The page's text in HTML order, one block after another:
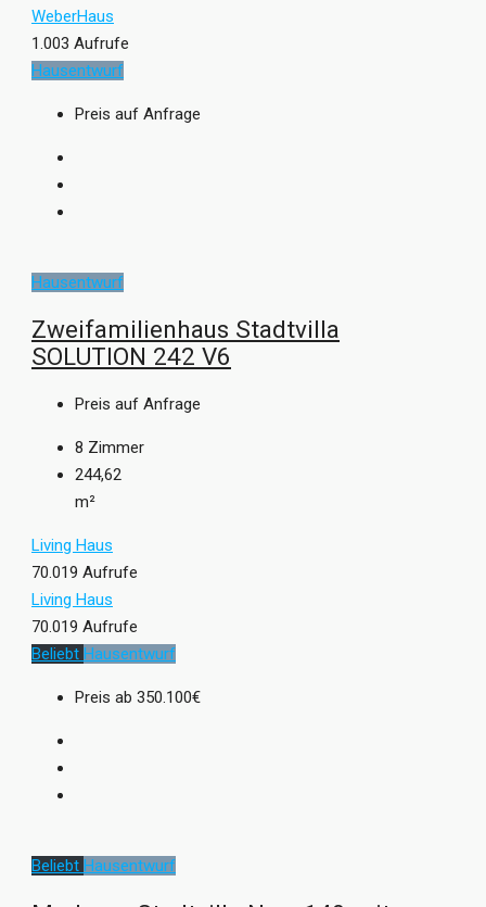
WeberHaus
1.003 Aufrufe
Hausentwurf
Preis auf Anfrage
Hausentwurf
Zweifamilienhaus Stadtvilla
SOLUTION 242 V6
Preis auf Anfrage
8 Zimmer
244,62
m²
Living Haus
70.019 Aufrufe
Living Haus
70.019 Aufrufe
Beliebt Hausentwurf
Preis ab 350.100€
Beliebt Hausentwurf